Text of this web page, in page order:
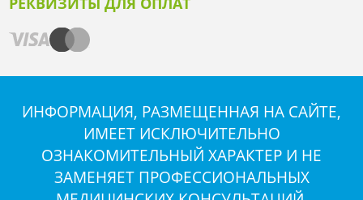
ИНФОРМАЦИЯ, РАЗМЕЩЕННАЯ НА САЙТЕ,
ИМЕЕТ ИСКЛЮЧИТЕЛЬНО
ОЗНАКОМИТЕЛЬНЫЙ ХАРАКТЕР И НЕ
ЗАМЕНЯЕТ ПРОФЕССИОНАЛЬНЫХ